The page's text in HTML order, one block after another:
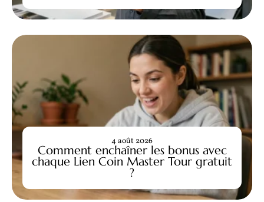
Comment enchaîner les bonus avec
chaque Lien Coin Master Tour gratuit
?
4 août 2026